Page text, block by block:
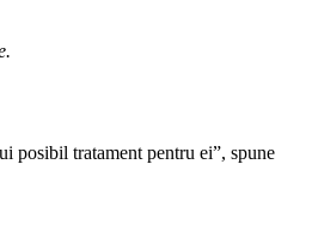
.
posibil tratament pentru ei”, spune